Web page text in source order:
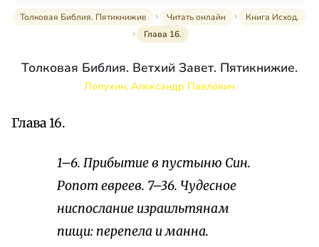
Толковая Библия. Пятикнижие Читать онлайн
Книга Исход.
Глава 16.
Толковая Библия. Ветхий Завет. Пятикнижие.
Лопухин, Александр Павлович
Глава 16.
1–6. Прибытие в пустыню Син.
Ропот евреев. 7–36. Чудесное
ниспослание израильтянам
пищи: перепела и манна.